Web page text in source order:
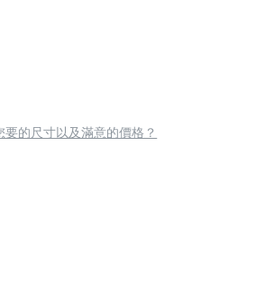
要的尺寸以及滿意的價格？